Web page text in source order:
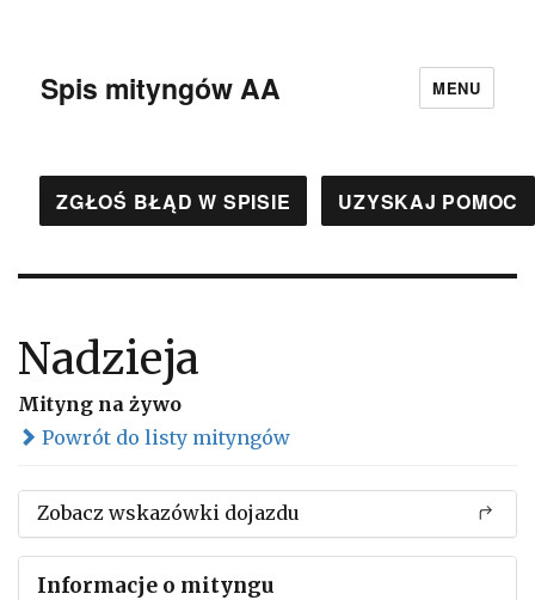
Spis mityngów AA MENU
ZGŁOŚ BŁĄD W SPISIE UZYSKAJ POMOC
Nadzieja
Mityng na żywo
Powrót do listy mityngów
Zobacz wskazówki dojazdu
Informacje o mityngu